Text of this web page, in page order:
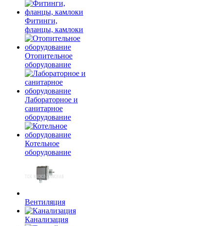
Фитинги,
фланцы, камлоки
Отопительное
оборудование
Лабораторное и
санитарное
оборудование
Котельное
оборудование
Вентиляция
Канализация